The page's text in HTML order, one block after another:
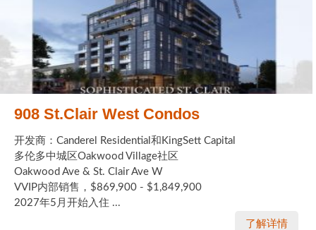
908 St.Clair West Condos
开发商：Canderel Residential和KingSett Capital
多伦多中城区Oakwood Village社区
Oakwood Ave & St. Clair Ave W
VVIP内部销售，$869,900 - $1,849,900
2027年5月开始入住 ...
了解详情